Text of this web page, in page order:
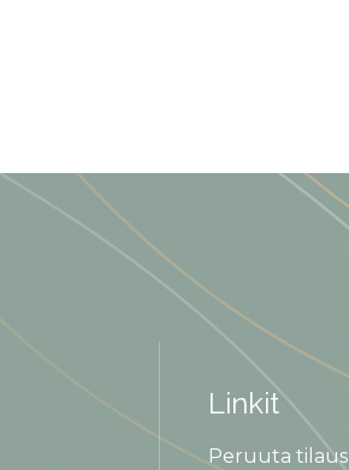
Linkit
Peruuta tilaus